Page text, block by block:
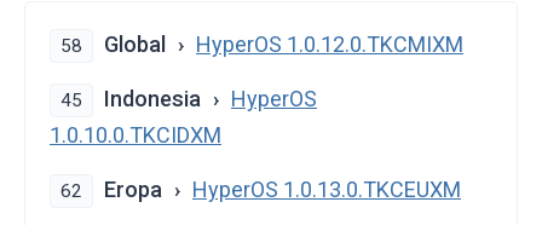
58 Global HyperOS 1.0.12.0.TKCMIXM
45 Indonesia
HyperOS
1.0.10.0.TKCIDXM
62 Eropa HyperOS 1.0.13.0.TKCEUXM